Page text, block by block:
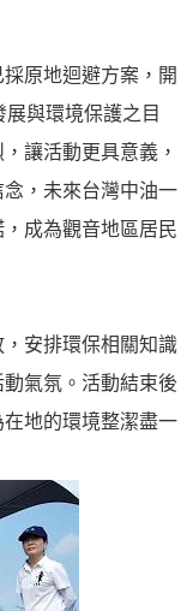
原地迴避方案，開
與環境保護之目
讓活動更具意義，
，未來台灣中油一
成為觀音地區居民
安排環保相關知識
氣氛。活動結束後
地的環境整潔盡一